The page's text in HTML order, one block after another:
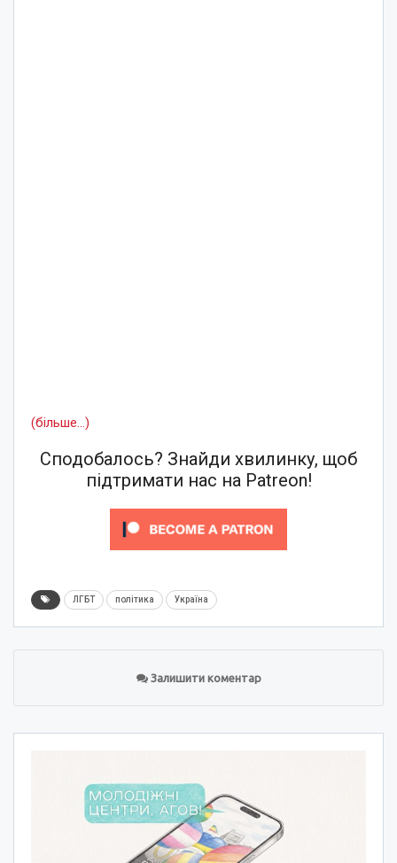
(більше…)
Сподобалось? Знайди хвилинку, щоб
підтримати нас на Patreon!
ЛГБТ політика Україна
Залишити коментар